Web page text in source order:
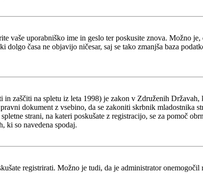
vaše uporabniško ime in geslo ter poskusite znova. Možno
časa ne objavijo ničesar, saj se tako zmanjša baza
zaščiti na spletu iz leta 1998) je zakon v Združenih
dokument z vsebino, da se zakoniti skrbnik mladostnika
strani, na kateri poskušate z registracijo, se za pomoč
ki so navedena spodaj.
registrirati. Možno je tudi, da je administrator